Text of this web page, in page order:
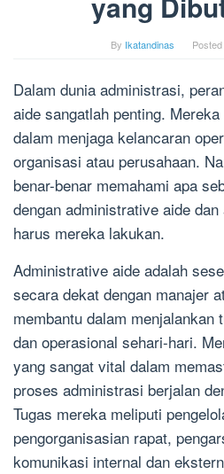
By Ikatandinas
Dalam dunia administrasi,
aide sangatlah penting.
dalam menjaga kelancaran
organisasi atau perusahaan.
benar-benar memahami apa
dengan administrative aide
harus mereka lakukan.
Administrative aide adalah
secara dekat dengan manajer
membantu dalam
dan operasional sehari-hari.
yang sangat vital dalam
proses administrasi berjalan
Tugas mereka meliputi
pengorganisasian rapat,
komunikasi internal dan